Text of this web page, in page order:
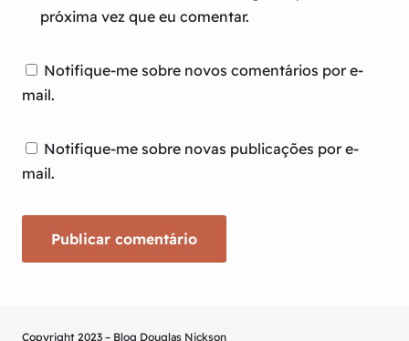
próxima vez que eu comentar.
Notifique-me sobre novos comentários por e-
mail.
Notifique-me sobre novas publicações por e-
mail.
Copyright 2023 – Blog Douglas Nickson